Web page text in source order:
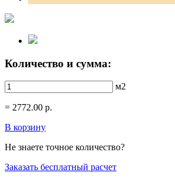
Количество и сумма:
м2
= 2772.00 р.
В корзину
Не знаете точное количество?
Заказать бесплатный расчет